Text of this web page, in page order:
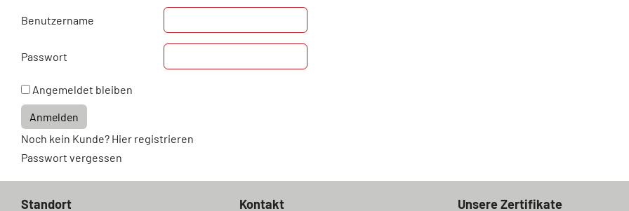
Benutzername
Passwort
Angemeldet bleiben
Anmelden
Noch kein Kunde? Hier registrieren
Passwort vergessen
Standort Kontakt Unsere Zertifikate